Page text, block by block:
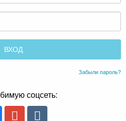
Забыли пароль?
соцсеть: